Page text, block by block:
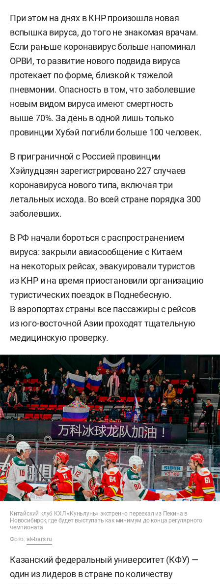
При этом на днях в КНР произошла новая
вспышка вируса, до того не знакомая врачам.
Если раньше коронавирус больше напоминал
ОРВИ, то развитие нового подвида вируса
протекает по форме, близкой к тяжелой
пневмонии. Опасность в том, что заболевшие
новым видом вируса имеют смертность
выше 70%. За день в одной лишь только
провинции Хубэй погибли больше 100 человек.
В приграничной с Россией провинции
Хэйлудцзян зарегистрировано 227 случаев
коронавируса нового типа, включая три
летальных исхода. Во всей стране порядка 300
заболевших.
В РФ начали бороться с распространением
вируса: закрыли авиасообщение с Китаем
на некоторых рейсах, эвакуировали туристов
из КНР и на время приостановили организацию
туристических поездок в Поднебесную.
В аэропортах страны все пассажиры с рейсов
из юго-восточной Азии проходят тщательную
медицинскую проверку.
Китайский клуб КХЛ «Куньлунь» экстренно переехал из Пекина в
Новосибирск, где будет выступать как минимум до конца регулярного
чемпионата
Фото: ak-bars.ru
Казанский федеральный университет (КФУ) —
один из лидеров в стране по количеству